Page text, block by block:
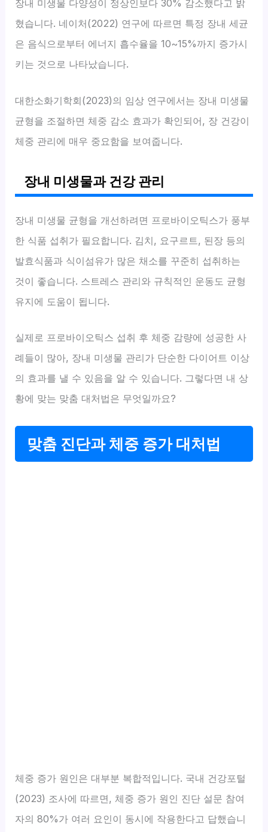
장내 미생물 다양성이 정상인보다 30% 감소했다고 밝
혔습니다. 네이처(2022) 연구에 따르면 특정 장내 세균
은 음식으로부터 에너지 흡수율을 10~15%까지 증가시
키는 것으로 나타났습니다.
대한소화기학회(2023)의 임상 연구에서는 장내 미생물
균형을 조절하면 체중 감소 효과가 확인되어, 장 건강이
체중 관리에 매우 중요함을 보여줍니다.
장내 미생물과 건강 관리
장내 미생물 균형을 개선하려면 프로바이오틱스가 풍부
한 식품 섭취가 필요합니다. 김치, 요구르트, 된장 등의
발효식품과 식이섬유가 많은 채소를 꾸준히 섭취하는
것이 좋습니다. 스트레스 관리와 규칙적인 운동도 균형
유지에 도움이 됩니다.
실제로 프로바이오틱스 섭취 후 체중 감량에 성공한 사
례들이 많아, 장내 미생물 관리가 단순한 다이어트 이상
의 효과를 낼 수 있음을 알 수 있습니다. 그렇다면 내 상
황에 맞는 맞춤 대처법은 무엇일까요?
맞춤 진단과 체중 증가 대처법
체중 증가 원인은 대부분 복합적입니다. 국내 건강포털
(2023) 조사에 따르면, 체중 증가 원인 진단 설문 참여
자의 80%가 여러 요인이 동시에 작용한다고 답했습니